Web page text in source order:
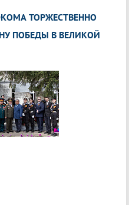
ТОРЖЕСТВЕННО
ПОБЕДЫ В ВЕЛИКОЙ